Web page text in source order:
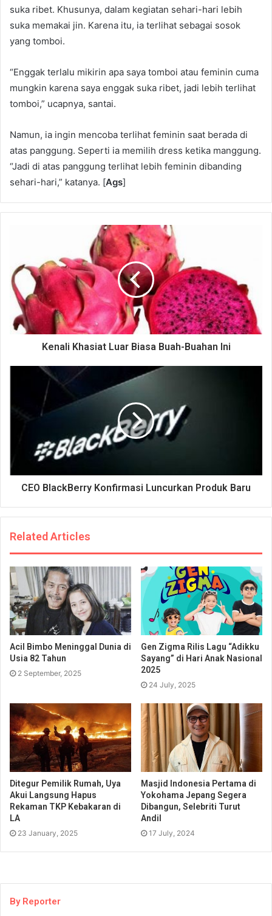
suka ribet. Khusunya, dalam kegiatan sehari-hari lebih
suka memakai jin. Karena itu, ia terlihat sebagai sosok
yang tomboi.
“Enggak terlalu mikirin apa saya tomboi atau feminin cuma
mungkin karena saya enggak suka ribet, jadi lebih terlihat
tomboi,” ucapnya, santai.
Namun, ia ingin mencoba terlihat feminin saat berada di
atas panggung. Seperti ia memilih dress ketika manggung.
“Jadi di atas panggung terlihat lebih feminin dibanding
sehari-hari,” katanya. [Ags]
Kenali Khasiat Luar Biasa Buah-Buahan Ini
CEO BlackBerry Konfirmasi Luncurkan Produk Baru
Related Articles
Acil Bimbo Meninggal Dunia di
Usia 82 Tahun
2 September, 2025
Gen Zigma Rilis Lagu “Adikku
Sayang” di Hari Anak Nasional
2025
24 July, 2025
Ditegur Pemilik Rumah, Uya
Akui Langsung Hapus
Rekaman TKP Kebakaran di
LA
23 January, 2025
Masjid Indonesia Pertama di
Yokohama Jepang Segera
Dibangun, Selebriti Turut
Andil
17 July, 2024
By Reporter